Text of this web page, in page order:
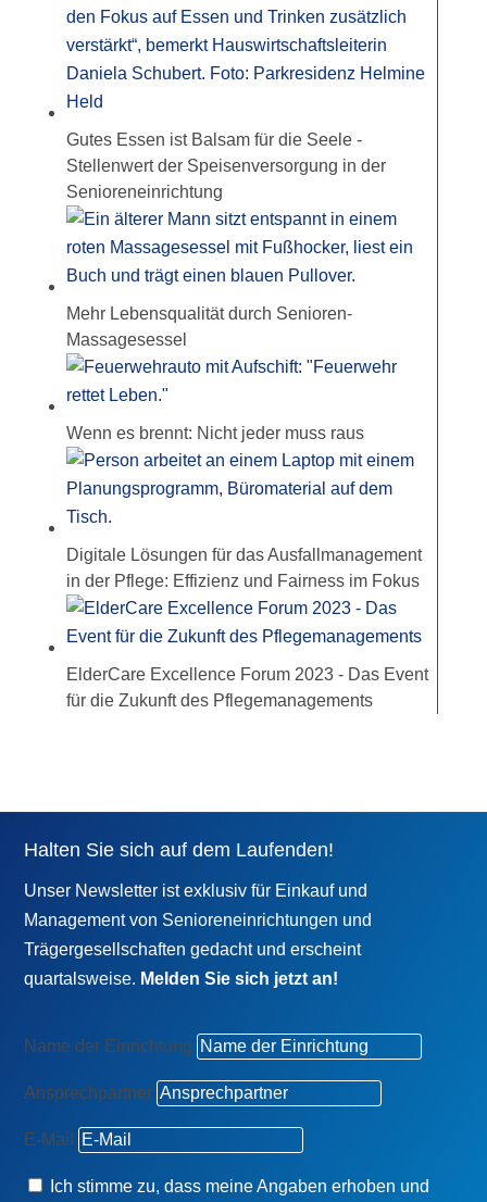
Gutes Essen ist Balsam für die Seele -
Stellenwert der Speisenversorgung in der
Senioreneinrichtung
Mehr Lebensqualität durch Senioren-
Massagesessel
Wenn es brennt: Nicht jeder muss raus
Digitale Lösungen für das Ausfallmanagement
in der Pflege: Effizienz und Fairness im Fokus
ElderCare Excellence Forum 2023 - Das Event
für die Zukunft des Pflegemanagements
Halten Sie sich auf dem Laufenden!
Unser Newsletter ist exklusiv für Einkauf und
Management von Senioreneinrichtungen und
Trägergesellschaften gedacht und erscheint
quartalsweise. Melden Sie sich jetzt an!
Name der Einrichtung
Ansprechpartner
E-Mail
Ich stimme zu, dass meine Angaben erhoben und